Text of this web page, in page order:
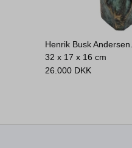
Henrik Busk
32 x 17 x 16 cm
26.000 DKK